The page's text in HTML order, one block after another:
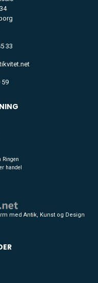
33
59
Ringen
handel
med Antik, Kunst og Design